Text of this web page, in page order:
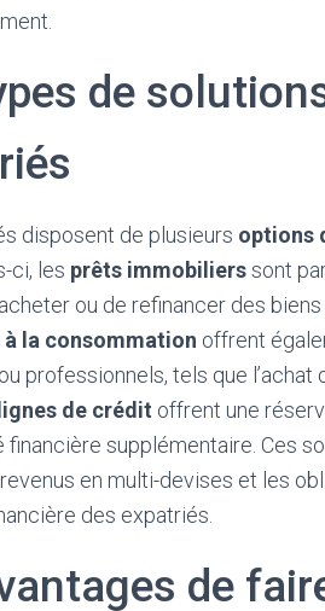
de
disposent de plusieurs options
ci, les prêts immobilierssont
ou de refinancer des
la consommation offrent
professionnels, tels que
lignes de crédit offrent une
financière supplémentaire. Ces
en multi-devises et les
des expatriés.
de